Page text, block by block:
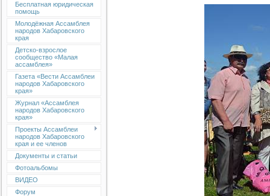
Бесплатная юридическая
помощь
Молодёжная Ассамблея
народов Хабаровского
края
Детско-взрослое
сообщество «Малая
ассамблея»
Газета «Вести Ассамблеи
народов Хабаровского
края»
Журнал «Ассамблея
народов Хабаровского
края»
Проекты Ассамблеи
народов Хабаровского
края и ее членов
Документы и статьи
Фотоальбомы
ВИДЕО
Форум